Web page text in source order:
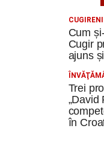
CUGIRENI
Cum
Cugir
ajuns
Trei
„David
în